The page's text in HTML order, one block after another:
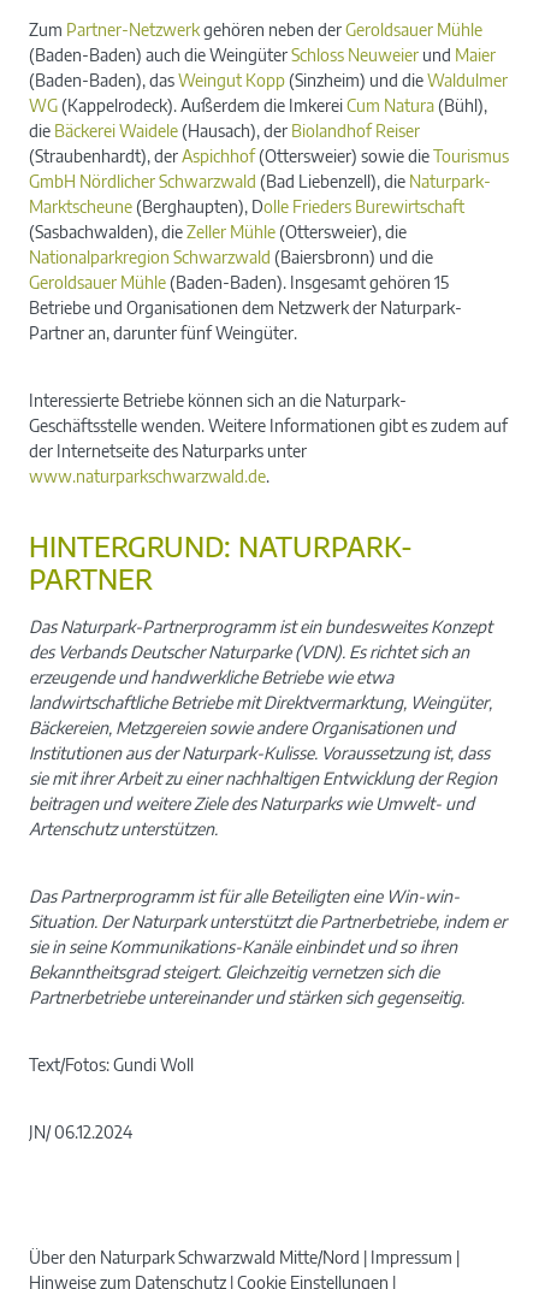
Zum Partner-Netzwerkgehören neben derGeroldsauer Mühle
(Baden-Baden) auch die WeingüterSchloss Neuweier und Maier
(Baden-Baden), dasWeingut Kopp (Sinzheim) und dieWaldulmer
WG (Kappelrodeck). Außerdem die ImkereiCum Natura (Bühl),
die Bäckerei Waidele (Hausach), der Biolandhof Reiser
(Straubenhardt), derAspichhof(Ottersweier) sowie dieTourismus
GmbH Nördlicher Schwarzwald (Bad Liebenzell), die Naturpark-
Marktscheune (Berghaupten), Dolle Frieders Burewirtschaft
(Sasbachwalden), dieZeller Mühle (Ottersweier), die
Nationalparkregion Schwarzwald (Baiersbronn) und die
Geroldsauer Mühle (Baden-Baden). Insgesamt gehören 15
Betriebe und Organisationen dem Netzwerk der Naturpark-
Partner an, darunter fünf Weingüter.
Interessierte Betriebe können sich an die Naturpark-
Geschäftsstelle wenden. Weitere Informationen gibt es zudem auf
der Internetseite des Naturparks unter
www.naturparkschwarzwald.de.
HINTERGRUND: NATURPARK-
PARTNER
Das Naturpark-Partnerprogramm ist ein bundesweites Konzept
des Verbands Deutscher Naturparke (VDN). Es richtet sich an
erzeugende und handwerkliche Betriebe wie etwa
landwirtschaftliche Betriebe mit Direktvermarktung, Weingüter,
Bäckereien, Metzgereien sowie andere Organisationen und
Institutionen aus der Naturpark-Kulisse. Voraussetzung ist, dass
sie mit ihrer Arbeit zu einer nachhaltigen Entwicklung der Region
beitragen und weitere Ziele des Naturparks wie Umwelt- und
Artenschutz unterstützen.
Das Partnerprogramm ist für alle Beteiligten eine Win-win-
Situation. Der Naturpark unterstützt die Partnerbetriebe, indem er
sie in seine Kommunikations-Kanäle einbindet und so ihren
Bekanntheitsgrad steigert. Gleichzeitig vernetzen sich die
Partnerbetriebe untereinander und stärken sich gegenseitig.
Text/Fotos: Gundi Woll
JN/ 06.12.2024
Über den Naturpark Schwarzwald Mitte/Nord
Impressum
Hinweise zum Datenschutz Cookie Einstellungen